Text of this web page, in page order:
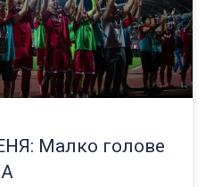
Малко голове